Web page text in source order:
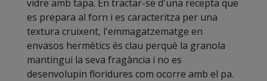
vidre amb tapa. En tractar-se d'una recepta que
es prepara al forn i es caracteritza per una
textura cruixent, l'emmagatzematge en
envasos hermètics és clau perquè la granola
mantingui la seva fragància i no es
desenvolupin floridures com ocorre amb el pa.